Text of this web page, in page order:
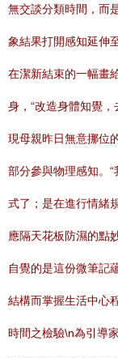
無交談分類時間，而
象結果打開感知延伸
在潔新結束的一幅畫
身，“改造身體知覺
現母親昨日無意挪位
部分參與物理感知。“
式了；是在進行情緒
應隔天花板防濕的點
自覺的是這份微筆記
結構而掌握生活中心
時間之檢驗\n為引導